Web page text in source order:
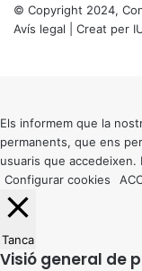
© Copyright 2024,
Avís legal | Creat per
button
Els informem que la
permanents, que ens
usuaris que
Configurar cookies
Tanca
Visió general de